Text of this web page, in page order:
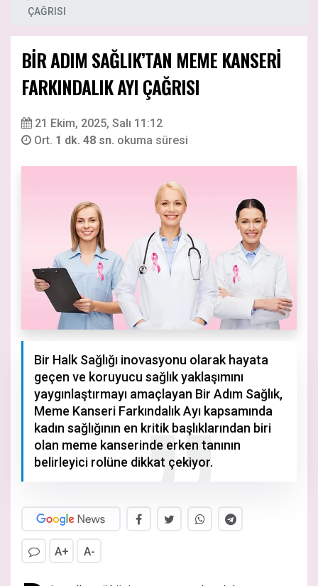
ÇAĞRISI
BİR ADIM SAĞLIK’TAN MEME KANSERİ
FARKINDALIK AYI ÇAĞRISI
21 Ekim, 2025, Salı 11:12
Ort. 1 dk. 48 sn. okuma süresi
Bir Halk Sağlığı inovasyonu olarak hayata
geçen ve koruyucu sağlık yaklaşımını
yaygınlaştırmayı amaçlayan Bir Adım Sağlık,
Meme Kanseri Farkındalık Ayı kapsamında
kadın sağlığının en kritik başlıklarından biri
olan meme kanserinde erken tanının
belirleyici rolüne dikkat çekiyor.
A+ A-